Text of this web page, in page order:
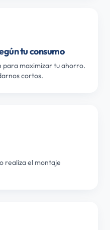
tu consumo
para maximizar tu ahorro.
cortos.
realiza el montaje